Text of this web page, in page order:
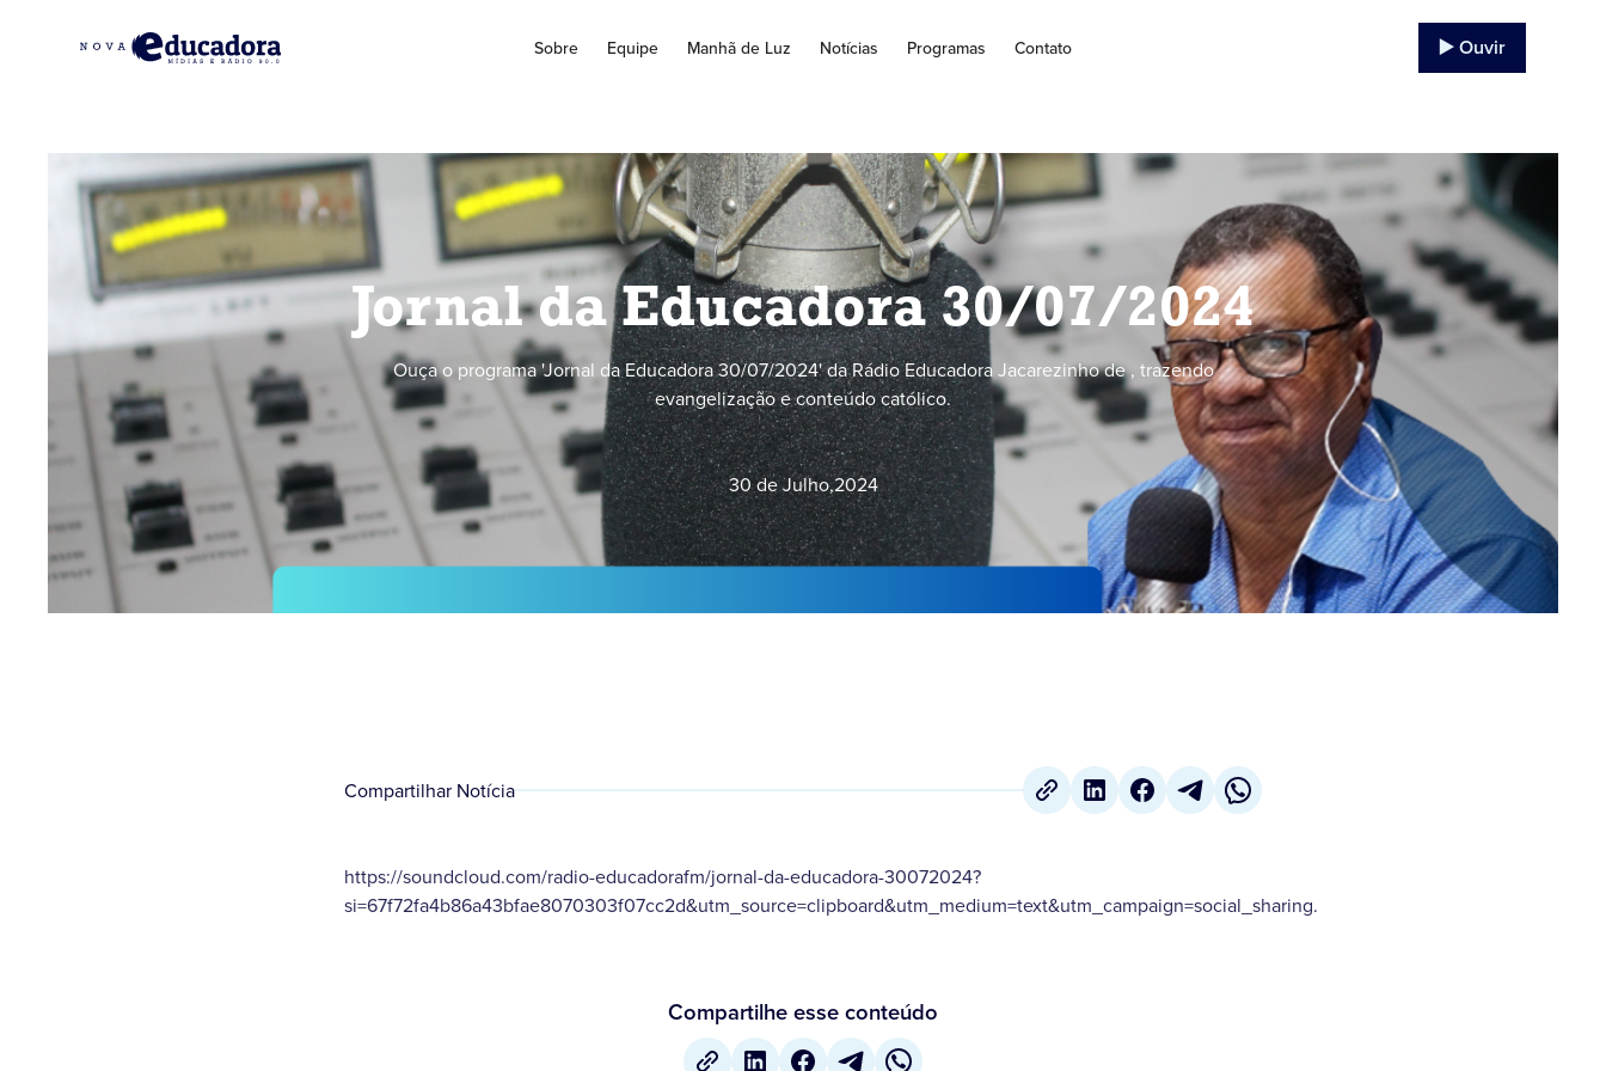
Sobre Equipe Manhã de Luz Notícias Programas Contato ▶️ Ouvir
Jornal da Educadora 30/07/2024
Ouça o programa 'Jornal da Educadora 30/07/2024' da Rádio Educadora Jacarezinho de , trazendo
evangelização e conteúdo católico.
30 de Julho,2024
Compartilhar Notícia
https://soundcloud.com/radio-educadorafm/jornal-da-educadora-30072024?
si=67f72fa4b86a43bfae8070303f07cc2d&utm_source=clipboard&utm_medium=text&utm_campaign=social_sharing.
Compartilhe esse conteúdo